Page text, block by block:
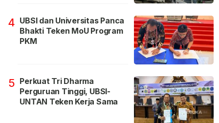
4 UBSI dan Universitas Panca
Bhakti Teken MoU Program
PKM
5 Perkuat Tri Dharma
Perguruan Tinggi, UBSI-
UNTAN Teken Kerja Sama